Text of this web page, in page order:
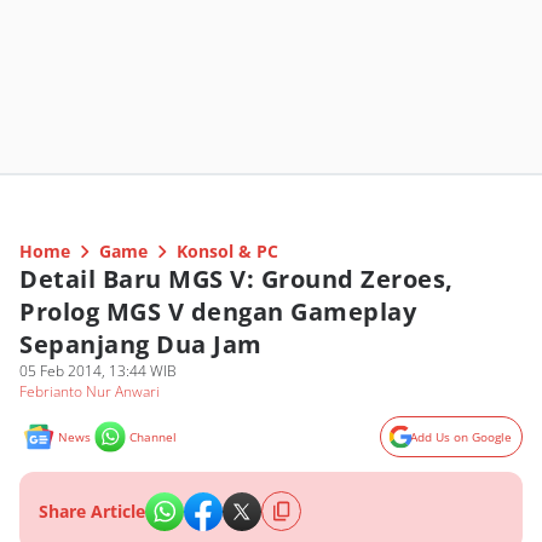
Home Game Konsol & PC
Detail Baru MGS V: Ground Zeroes,
Prolog MGS V dengan Gameplay
Sepanjang Dua Jam
05 Feb 2014, 13:44 WIB
Febrianto Nur Anwari
News Channel Add Us on Google
Share Article